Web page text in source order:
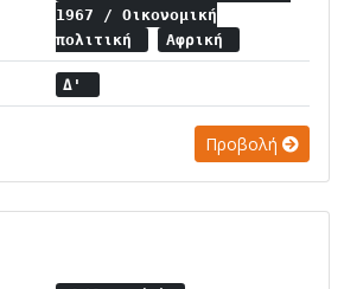
1967 / Οικονομική
πολιτική
Αφρική
Δ'
Προβολή